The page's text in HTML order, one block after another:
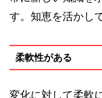
す。知恵を活かし
柔軟性がある
変化に対して柔軟